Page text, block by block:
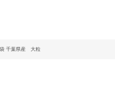
袋 千葉県産 大粒